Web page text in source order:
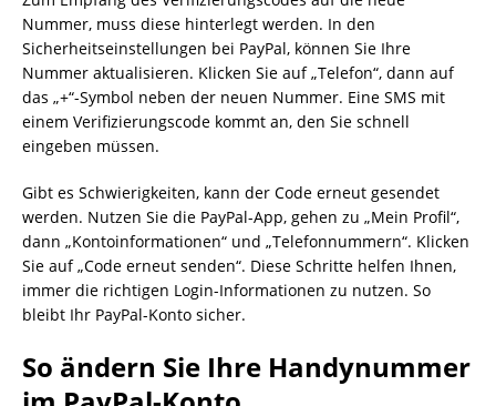
Nummer, muss diese hinterlegt werden. In den
Sicherheitseinstellungen bei PayPal, können Sie Ihre
Nummer aktualisieren. Klicken Sie auf „Telefon“, dann auf
das „+“-Symbol neben der neuen Nummer. Eine SMS mit
einem Verifizierungscode kommt an, den Sie schnell
eingeben müssen.
Gibt es Schwierigkeiten, kann der Code erneut gesendet
werden. Nutzen Sie die PayPal-App, gehen zu „Mein Profil“,
dann „Kontoinformationen“ und „Telefonnummern“. Klicken
Sie auf „Code erneut senden“. Diese Schritte helfen Ihnen,
immer die richtigen Login-Informationen zu nutzen. So
bleibt Ihr PayPal-Konto sicher.
So ändern Sie Ihre Handynummer